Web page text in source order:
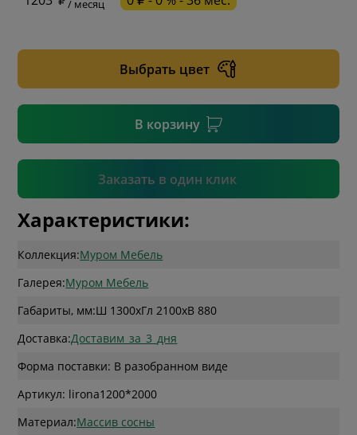
/ месяц
Выбрать цвет
В корзину
Заказать в один клик
Подтвердить
Характеристики:
Коллекция:Муром Мебель
Галерея:Муром Мебель
Габариты, мм:Ш 1300xГл 2100xВ 880
Доставка:Доставим_за_3_дня
Форма поставки: В разобранном виде
Артикул: lirona1200*2000
Материал:Массив сосны